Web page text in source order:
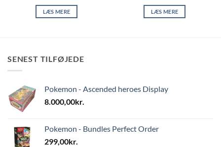
LÆS MERE LÆS MERE
SENEST TILFØJEDE
Pokemon - Ascended heroes Display
8.000,00kr.
Pokemon - Bundles Perfect Order
299,00kr.